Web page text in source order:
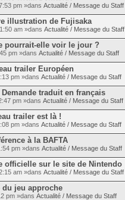
pm »dans Actualité / Message du Staff
illustration de Fujisaka
am »dans Actualité / Message du Staff
pourrait-elle voir le jour ?
pm »dans Actualité / Message du Staff
trailer Européen
pm »dans Actualité / Message du Staff
traduit en français
pm »dans Actualité / Message du Staff
trailer est là !
pm »dans Actualité / Message du Staff
à la BAFTA
pm »dans Actualité / Message du Staff
officielle sur le site de Nintendo
am »dans Actualité / Message du Staff
jeu approche
pm »dans Actualité / Message du Staff